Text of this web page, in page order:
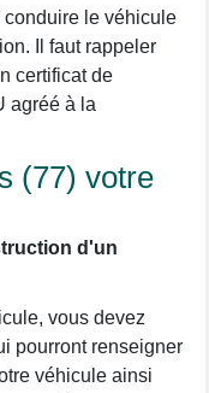
le véhicule
Il faut rappeler
certificat de
agréé à la
(77) votre
d'un
vous devez
pourront renseigner
véhicule ainsi